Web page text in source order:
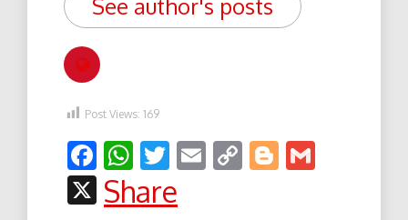
See author's posts
Post Views: 169
Facebook
WhatsApp
Twitter
EmailCopyBlogger
X
Share